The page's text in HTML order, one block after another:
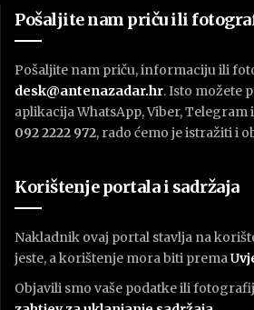
Pošaljite nam priču ili
Pošaljite nam priču, informaciju ili
desk@antenazadar.hr. Isto možete
aplikacija WhatsApp, Viber, Telegram
092 2222 972, rado ćemo je istražiti i
Korištenje portala i sadržaja
Nakladnik ovaj portal stavlja na
jeste, a korištenje mora biti prema U
Objavili smo vaše podatke ili